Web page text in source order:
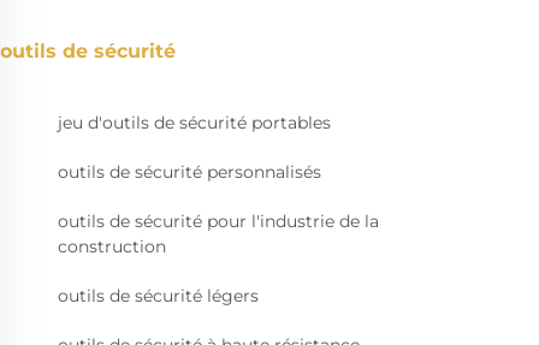
outils de sécurité
jeu d'outils de sécurité portables
outils de sécurité personnalisés
outils de sécurité pour l'industrie de la
construction
outils de sécurité légers